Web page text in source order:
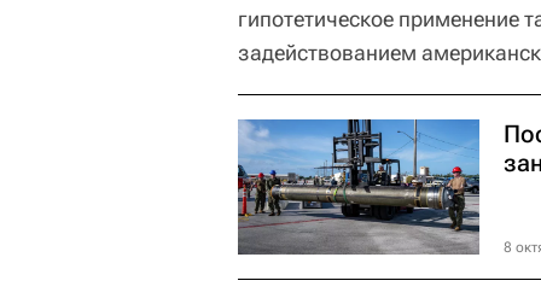
гипотетическое применение
задействованием
8